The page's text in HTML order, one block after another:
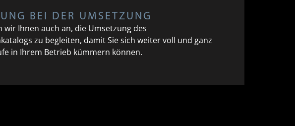
BEI DER UMSETZUNG
wir Ihnen auch an, die Umsetzung des
zu begleiten, damit Sie sich weiter voll und ganz
in Ihrem Betrieb kümmern können.